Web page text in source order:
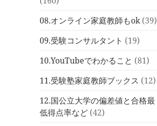
08.オンライン家庭教師もok(39)
09.受験コンサルタント (19)
10.YouTubeでわかること (81)
11.受験塾家庭教師ブックス (12)
12.国公立大学の偏差値と合格最
低得点率など (42)